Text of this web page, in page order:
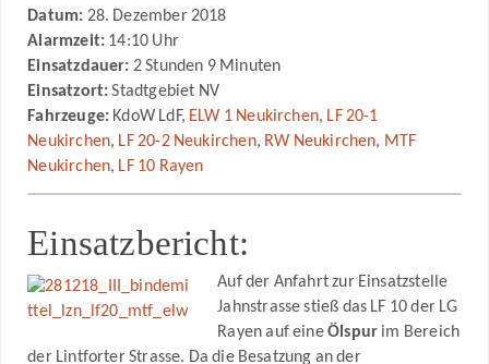
Datum: 28. Dezember 2018
Alarmzeit: 14:10 Uhr
Einsatzdauer: 2 Stunden 9 Minuten
Einsatzort:Stadtgebiet NV
Fahrzeuge: KdoW LdF, ELW 1 Neukirchen, LF 20-1
Neukirchen, LF 20-2 Neukirchen, RW Neukirchen, MTF
Neukirchen, LF 10 Rayen
Einsatzbericht:
Auf der Anfahrt zur Einsatzstelle
Jahnstrasse stieß das LF 10 der LG
Rayen auf eineÖlspur im Bereich
der Lintforter Strasse. Da die Besatzung an der